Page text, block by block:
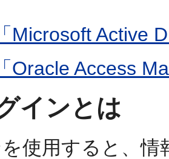
Microsoft Active
Oracle Access
インとは
使用すると、情